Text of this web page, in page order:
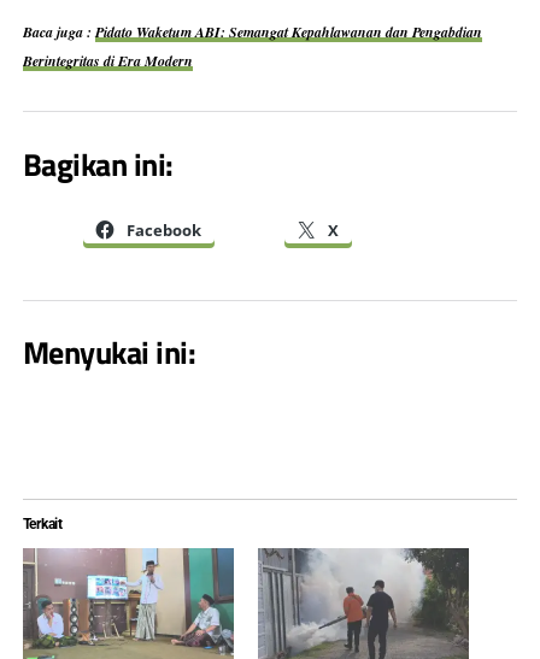
Baca juga :Pidato Waketum ABI: Semangat Kepahlawanan dan Pengabdian
Berintegritas di Era Modern
Bagikan ini:
Facebook X
Menyukai ini:
Terkait